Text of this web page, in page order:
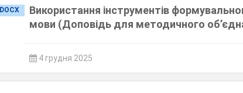
DOCX
Використання інструментів
мови (Доповідь для методичного
4 грудня 2025